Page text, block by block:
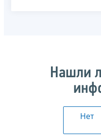
Нашли
Нет